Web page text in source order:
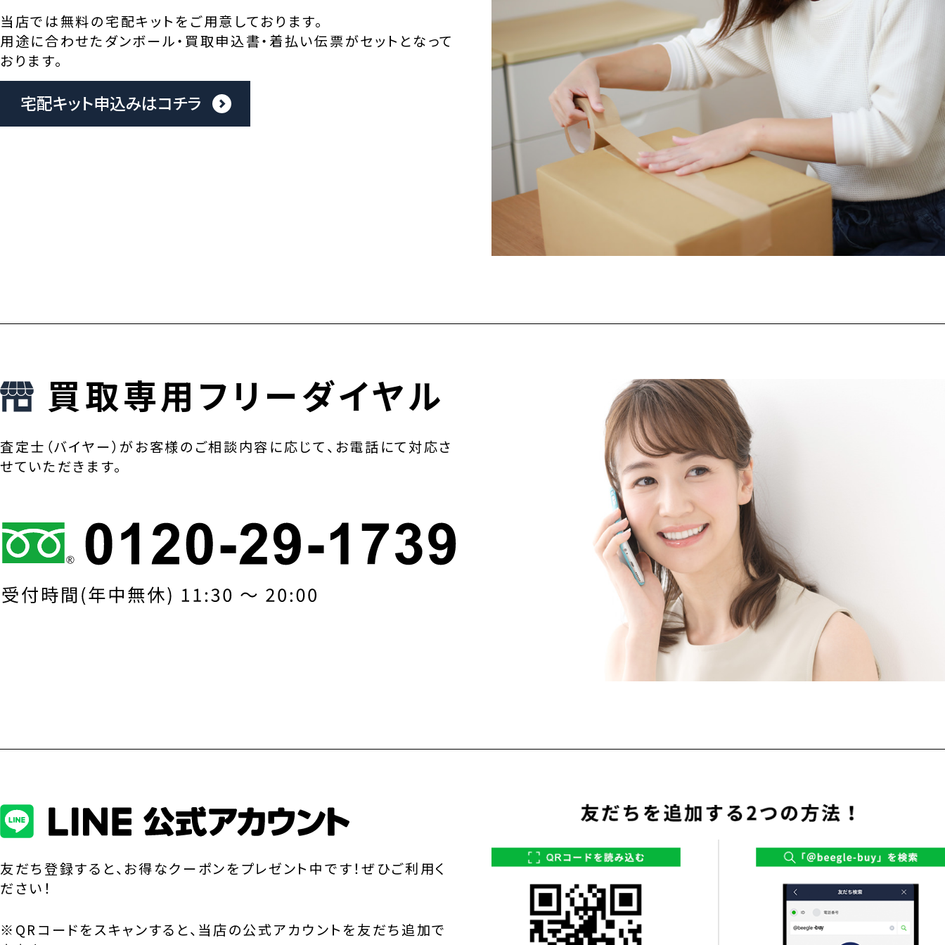
当店では無料の宅配キットをご用意しております。
用途に合わせたダンボール・買取申込書・着払い伝票がセットとなって
おります。
宅配キット申込みはコチラ
買取専用フリーダイヤル
査定士（バイヤー）がお客様のご相談内容に応じて、お電話にて対応さ
せていただきます。
友だち登録すると、お得なクーポンをプレゼント中です！ぜひご利用く
ださい！
※QRコードをスキャンすると、当店の公式アカウントを友だち追加で